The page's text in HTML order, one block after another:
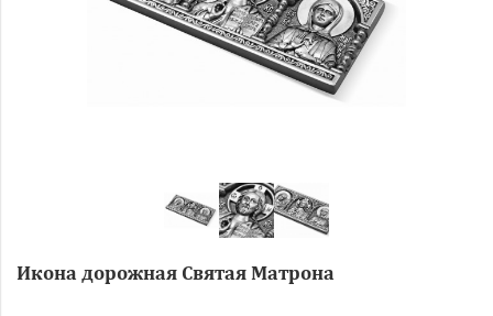
Икона дорожная Святая Матрона